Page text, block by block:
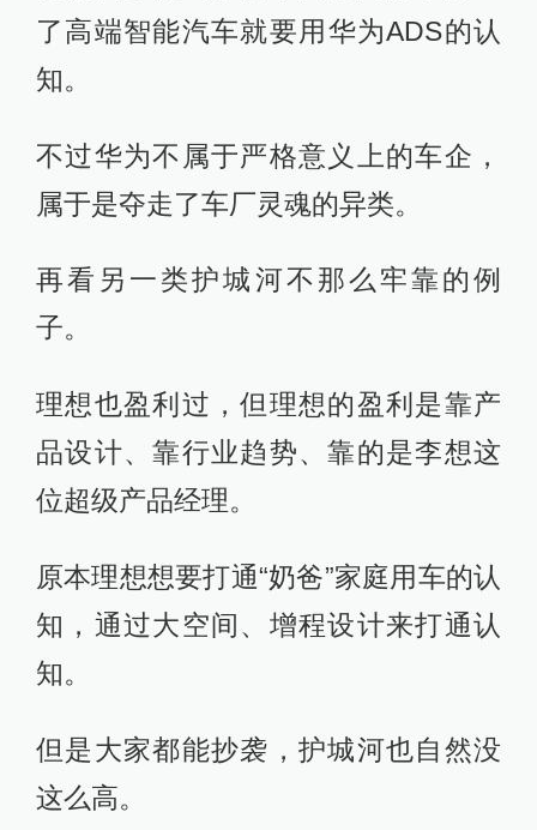
了高端智能汽车就要用华为ADS的认
知。
不过华为不属于严格意义上的车企，
属于是夺走了车厂灵魂的异类。
再看另一类护城河不那么牢靠的例
子。
理想也盈利过，但理想的盈利是靠产
品设计、靠行业趋势、靠的是李想这
位超级产品经理。
原本理想想要打通“奶爸”家庭用车的认
知，通过大空间、增程设计来打通认
知。
但是大家都能抄袭，护城河也自然没
这么高。